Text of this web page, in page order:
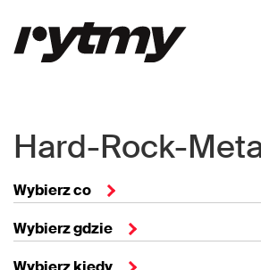
Hard-Rock-
Wybierz co
Wybierz gdzie